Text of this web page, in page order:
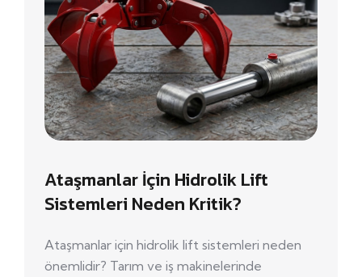
Ataşmanlar İçin Hidrolik Lift
Sistemleri Neden Kritik?
Ataşmanlar için hidrolik lift sistemleri neden
önemlidir? Tarım ve iş makinelerinde